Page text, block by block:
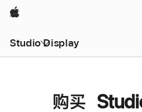
Apple
Studio Display
购买